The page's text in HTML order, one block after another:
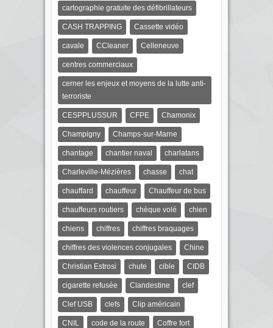
cartographie gratuite des défibrillateurs
CASH TRAPPING Cassette vidéo
cavale CCleaner Celleneuve
centres commerciaux
cerner les enjeux et moyens de la lutte anti-
terroriste
CESPPLUSSUR CFPE Chamonix
Champigny Champs-sur-Marne
chantage chantier naval charlatans
Charleville-Mézières chasse chat
chauffard chauffeur Chauffeur de bus
chauffeurs routiers chèque volé chien
chiens chiffres chiffres braquages
chiffres des violences conjugales Chine
Christian Estrosi chute cible CIDB
cigarette refusée Clandestine clef
Clef USB clefs Clip américain
CNIL code de la route Coffre fort